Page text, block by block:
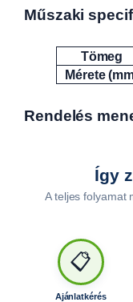
A
Műszaki
Tömeg
Mérete
Rendelés
Így
A teljes folyamat
📋
Ajánlatkérés